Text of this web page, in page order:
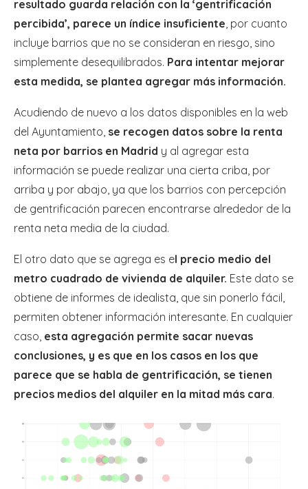
resultado guarda relación con la ‘gentrificación
percibida’, parece un índice insuficiente, por cuanto
incluye barrios que no se consideran en riesgo, sino
simplemente desequilibrados. Para intentar mejorar
esta medida, se plantea agregar más información.
Acudiendo de nuevo a los datos disponibles en la web
del Ayuntamiento, se recogen datos sobre la renta
neta por barrios en Madrid y al agregar esta
información se puede realizar una cierta criba, por
arriba y por abajo, ya que los barrios con percepción
de gentrificación parecen encontrarse alrededor de la
renta neta media de la ciudad.
El otro dato que se agrega es el precio medio del
metro cuadrado de vivienda de alquiler. Este dato se
obtiene de informes de idealista, que sin ponerlo fácil,
permiten obtener información interesante. En cualquier
caso, esta agregación permite sacar nuevas
conclusiones, y es que en los casos en los que
parece que se habla de gentrificación, se tienen
precios medios del alquiler en la mitad más cara.